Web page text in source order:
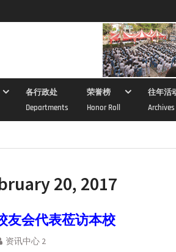
各行政处
Departments
荣誉榜
Honor Roll
往年活
Archives
20, 2017
友会代表莅访本校
资讯中心 2